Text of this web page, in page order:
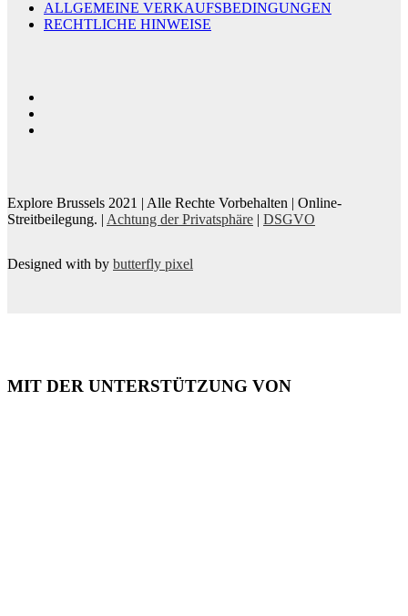
ALLGEMEINE VERKAUFSBEDINGUNGEN
RECHTLICHE HINWEISE
Explore Brussels 2021 | Alle Rechte Vorbehalten | Online-
Streitbeilegung. | Achtung der Privatsphäre | DSGVO
Designed with by butterfly pixel
MIT DER UNTERSTÜTZUNG VON